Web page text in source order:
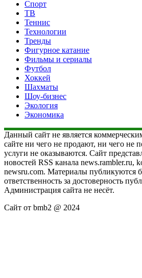
Спорт
ТВ
Теннис
Технологии
Тренды
Фигурное катание
Фильмы и сериалы
Футбол
Хоккей
Шахматы
Шоу-бизнес
Экология
Экономика
Данный сайт не является
сайте ни чего не продают, ни чего не
услуги не оказываются. Сайт
новостей RSS канала news.rambler.ru,
newsru.com. Материалы публикуются
ответственность за достоверность
Администрация сайта не несёт.
Сайт от bmb2 @ 2024